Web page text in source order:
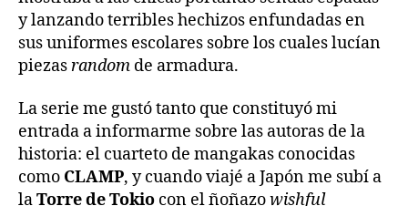
y lanzando terribles hechizos enfundadas en
sus uniformes escolares sobre los cuales lucían
piezasrandom de armadura.
La serie me gustó tanto que constituyó mi
entrada a informarme sobre las autoras de la
historia: el cuarteto de mangakas conocidas
como CLAMP, y cuando viajé a Japón me subí a
laTorre de Tokio con el ñoñazowishful